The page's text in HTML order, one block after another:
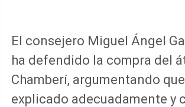
El consejero Miguel Ángel
ha defendido la compra del
Chamberí, argumentando
explicado adecuadamente y